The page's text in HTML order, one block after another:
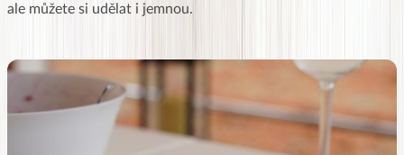
ale můžete si udělat i jemnou.